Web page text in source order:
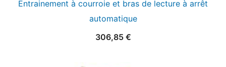
Entrainement à courroie et bras de lecture à arrêt
automatique
306,85 €